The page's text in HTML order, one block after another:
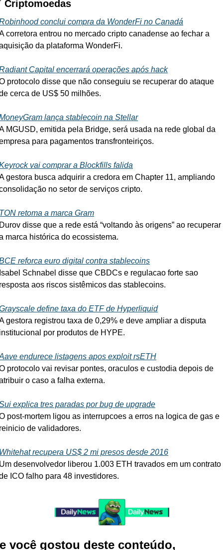
Criptomoedas
conclui compra da WonderFi no Canadá
corretora entrou no mercado cripto canadense ao fechar a
da plataforma WonderFi.
Capital encerrará operações após hack
protocolo disse que não conseguiu se recuperar do ataque
cerca de US$ 50 milhões.
lança stablecoin na Stellar
MGUSD, emitida pela Bridge, será usada na rede global da
para pagamentos transfronteiriços.
vai comprar a Blockfills falida
gestora busca adquirir a credora em Chapter 11, ampliando
no setor de serviços cripto.
retoma a marca Gram
disse que a rede está “voltando às origens” ao recuperar
marca histórica do ecossistema.
reforca euro digital contra stablecoins
Schnabel disse que CBDCs e regulacao forte sao
aos riscos sistêmicos das stablecoins.
define taxa do ETF de Hyperliquid
gestora registrou taxa de 0,29% e deve ampliar a disputa
por produtos de HYPE.
endurece listagens apos exploit rsETH
protocolo vai revisar pontes, oraculos e custodia depois de
o caso a falha externa.
explica tres paradas por bug de upgrade
post-mortem ligou as interrupcoes a erros na logica de gas e
de validadores.
recupera US$ 2 mi presos desde 2016
desenvolvedor liberou 1.003 ETH travados em um contrato
ICO falho para 48 investidores.
você gostou deste conteúdo,